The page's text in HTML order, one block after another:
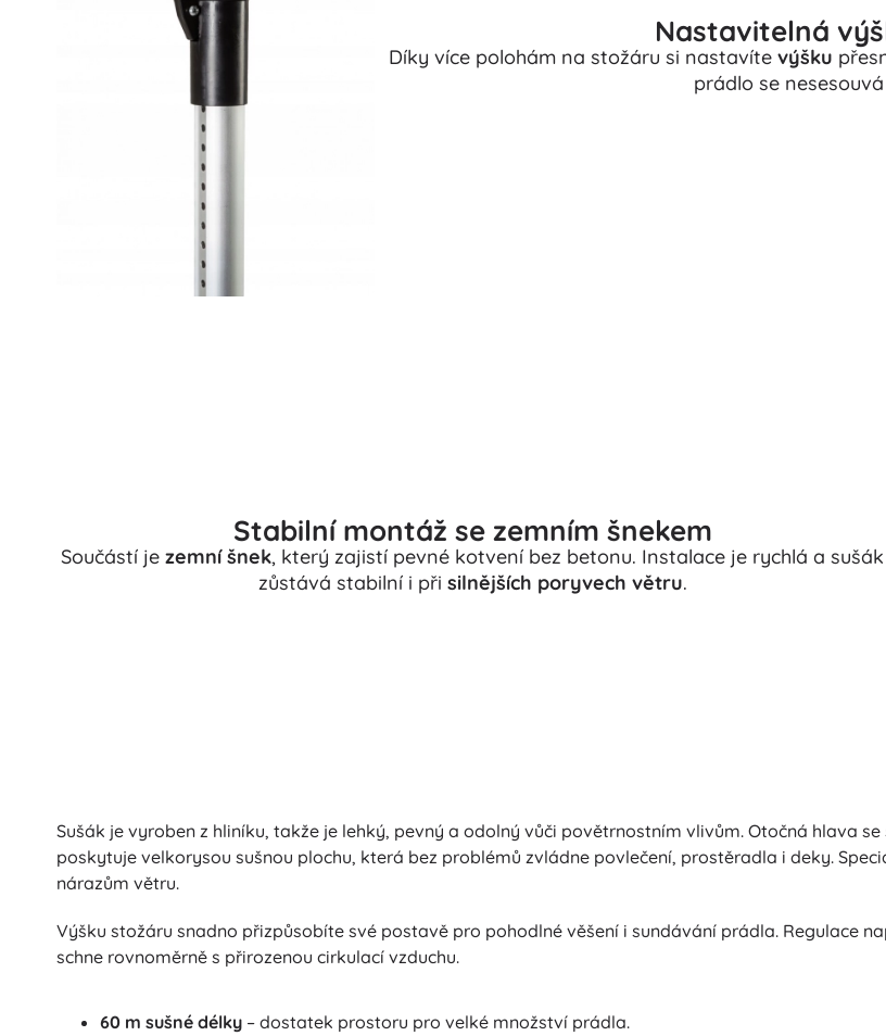
Nastavitelná
Díky více polohám na stožáru si nastavíte výšku
prádlo se
Stabilní montáž se zemním šnekem
Součástí jezemní šnek, který zajistí pevné kotvení bez betonu. Instalace je rychlá a sušák
zůstává stabilní i při silnějších poryvech větru.
Sušák je vyroben z hliníku, takže je lehký, pevný a odolný vůči povětrnostním vlivům. Otočná hlava
poskytuje velkorysou sušnou plochu, která bez problémů zvládne povlečení, prostěradla i deky.
nárazům větru.
Výšku stožáru snadno přizpůsobíte své postavě pro pohodlné věšení i sundávání prádla. Regulace
schne rovnoměrně s přirozenou cirkulací vzduchu.
60 m sušné délky – dostatek prostoru pro velké množství prádla.